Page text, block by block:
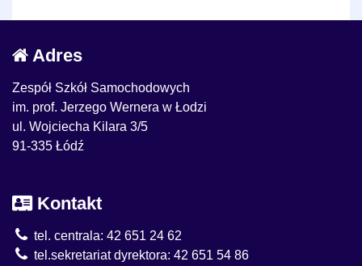
Adres
Zespół Szkół Samochodowych
im. prof. Jerzego Wernera w Łodzi
ul. Wojciecha Kilara 3/5
91-335 Łódź
Kontakt
tel. centrala: 42 651 24 62
tel.sekretariat dyrektora: 42 651 54 86